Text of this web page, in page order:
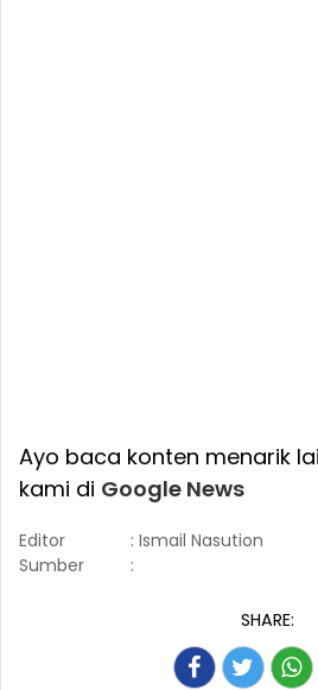
Ayo baca konten menarik
kami di Google News
Editor
: Ismail Nasution
Sumber
:
SHARE: